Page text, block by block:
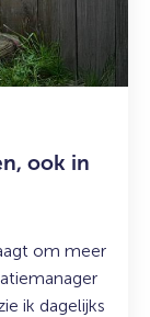
ook in
om meer
ik dagelijks